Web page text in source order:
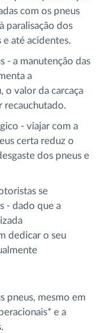
com os pneus
paralisação dos
e até acidentes.
- a manutenção das
a
o valor da carcaça
recauchutado.
- viajar com a
certa reduz o
dos pneus e
se
- dado que a
dedicar o seu
pneus, mesmo em
e a